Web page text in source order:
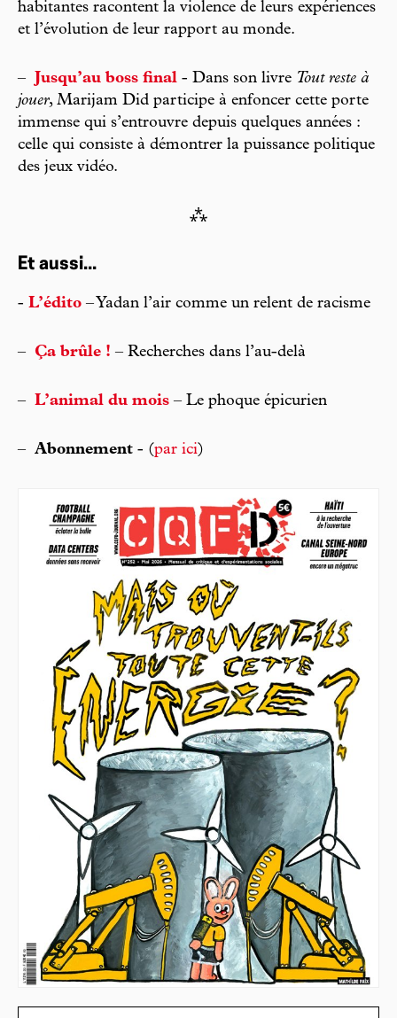
habitantes racontent la violence de leurs expériences
et l’évolution de leur rapport au monde.
– Jusqu’au boss final - Dans son livre Tout reste à
jouer, Marijam Did participe à enfoncer cette porte
immense qui s’entrouvre depuis quelques années :
celle qui consiste à démontrer la puissance politique
des jeux vidéo.
⁂
Et aussi...
- L’édito – Yadan l’air comme un relent de racisme
– Ça brûle ! – Recherches dans l’au-delà
– L’animal du mois – Le phoque épicurien
– Abonnement - (par ici)